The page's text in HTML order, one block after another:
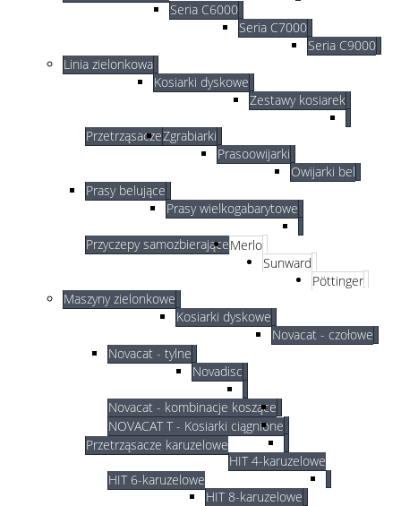
Seria C6000
Seria C7000
Seria C9000
Linia zielonkowa
Kosiarki dyskowe
Zestawy kosiarek
PrzetrząsaczeZgrabiarki
Prasoowijarki
Owijarki bel
Prasy belujące
Prasy wielkogabarytowe
Przyczepy samozbierająceMerlo
Sunward
Pöttinger
Maszyny zielonkowe
Kosiarki dyskowe
Novacat - czołowe
Novacat - tylne
Novadisc
Novacat - kombinacje koszące
NOVACAT T - Kosiarki ciągnione
Przetrząsacze karuzelowe
HIT 4-karuzelowe
HIT 6-karuzelowe
HIT 8-karuzelowe